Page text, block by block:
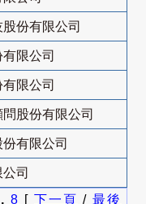
份有限公司
限公司
限公司
股份有限公司
有限公司
司
, 8 [ 下一頁 / 最後